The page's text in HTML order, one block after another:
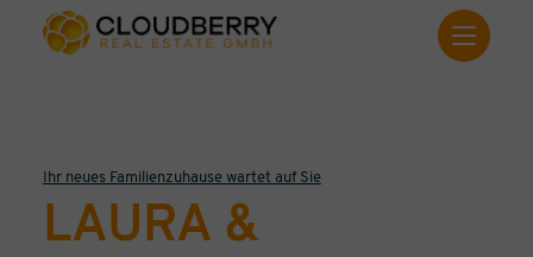
Ihr neues Familienzuhause wartet auf Sie
LAURA &